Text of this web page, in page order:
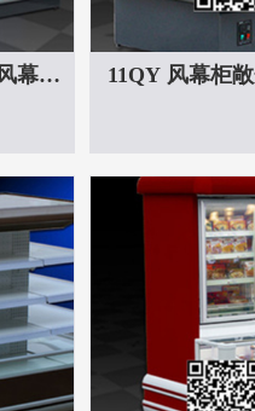
幕柜
11QY 风幕柜